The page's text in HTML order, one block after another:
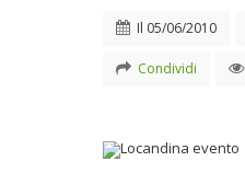
Il 05/06/2010
Condividi